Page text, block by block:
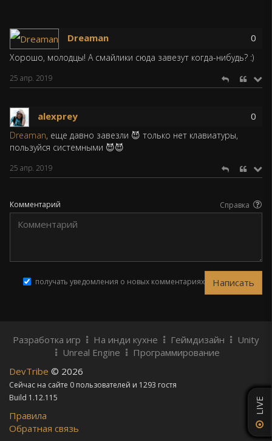
LIVE
Dreaman 0
Хорошо, молодцы! А смайлики сюда завезут когда-нибудь? :)
25 апр. 2019
alexprey 0
Dreaman, еще давно завезли 😈 только нет клавиатуры,
пользуйся системными 😈😈
25 апр. 2019
Комментарий Справка
получать уведомления о новых комментариях
Разработка игр На инди кухне Геймдизайн
Unity
Unreal Engine
Программирование
DevTribe © 2026
Сейчас на сайте 0 пользователей и 1293 гостя
Build 1.12.115
Правила
Обратная связь